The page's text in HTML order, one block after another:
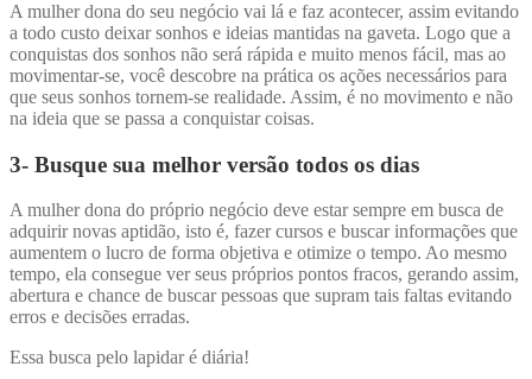
A mulher dona do seu negócio vai lá e faz acontecer, assim evitando
a todo custo deixar sonhos e ideias mantidas na gaveta. Logo que a
conquistas dos sonhos não será rápida e muito menos fácil, mas ao
movimentar-se, você descobre na prática os ações necessários para
que seus sonhos tornem-se realidade. Assim, é no movimento e não
na ideia que se passa a conquistar coisas.
3- Busque sua melhor versão todos os dias
A mulher dona do próprio negócio deve estar sempre em busca de
adquirir novas aptidão, isto é, fazer cursos e buscar informações que
aumentem o lucro de forma objetiva e otimize o tempo. Ao mesmo
tempo, ela consegue ver seus próprios pontos fracos, gerando assim,
abertura e chance de buscar pessoas que supram tais faltas evitando
erros e decisões erradas.
Essa busca pelo lapidar é diária!